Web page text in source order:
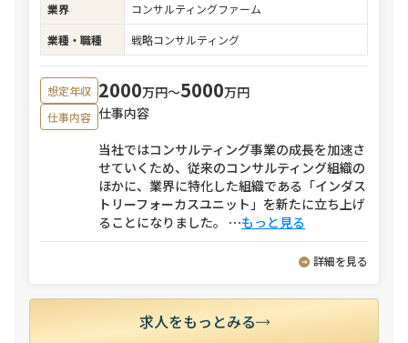
業界
コンサルティングファーム
業種・職種
戦略コンサルティング
想定年収 2000万円〜5000万円
仕事内容 仕事内容
当社ではコンサルティング事業の成長を加速さ
せていくため、従来のコンサルティング組織の
ほかに、業界に特化した組織である「インダス
トリーフォーカスユニット」を新たに立ち上げ
ることになりました。 ⋯もっと見る
詳細を見る
求人をもっとみる